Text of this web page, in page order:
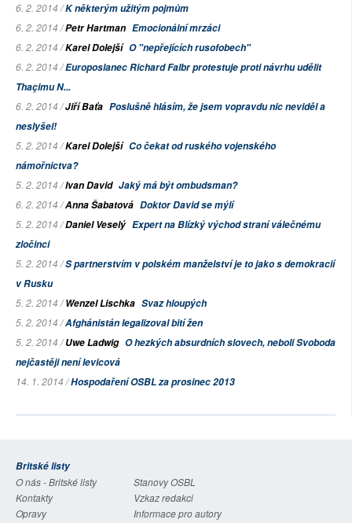
6. 2. 2014 /K některým užitým pojmům
6. 2. 2014 /Petr Hartman Emocionální mrzáci
6. 2. 2014 /Karel Dolejší O "nepřejících rusofobech"
6. 2. 2014 /Europoslanec Richard Falbr protestuje proti návrhu udělit
Thaçimu N...
6. 2. 2014 /Jiří Baťa Poslušně hlásím, že jsem vopravdu nic neviděl a
neslyšel!
5. 2. 2014 /Karel Dolejší Co čekat od ruského vojenského
námořnictva?
5. 2. 2014 /Ivan David Jaký má být ombudsman?
6. 2. 2014 /Anna Šabatová Doktor David se mýlí
5. 2. 2014 /Daniel Veselý Expert na Blízký východ straní válečnému
zločinci
5. 2. 2014 /S partnerstvím v polském manželství je to jako s demokracií
v Rusku
5. 2. 2014 /Wenzel Lischka Svaz hloupých
5. 2. 2014 /Afghánistán legalizoval bití žen
5. 2. 2014 /Uwe Ladwig O hezkých absurdních slovech, neboli Svoboda
nejčastěji není levicová
14. 1. 2014 /Hospodaření OSBL za prosinec 2013
Britské listy
O nás - Britské listy
Stanovy OSBL
Kontakty
Vzkaz redakci
Opravy
Informace pro autory